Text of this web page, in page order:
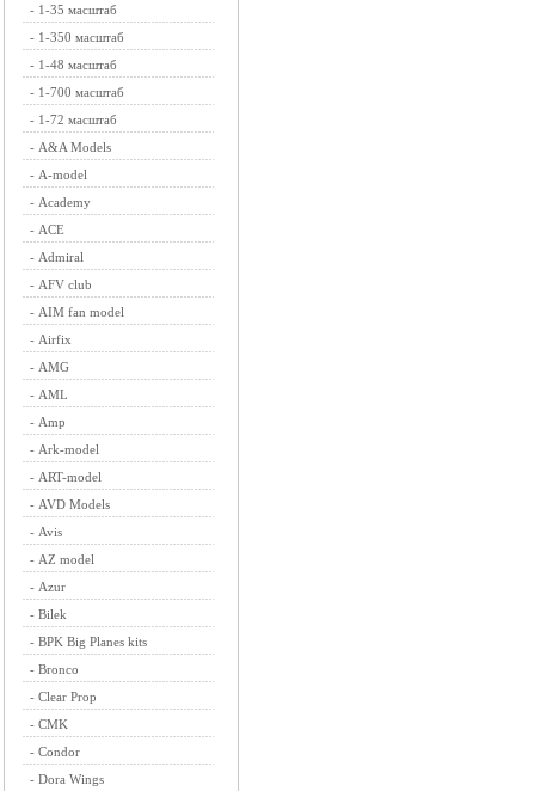
- 1-35 масштаб
- 1-350 масштаб
- 1-48 масштаб
- 1-700 масштаб
- 1-72 масштаб
- A&A Models
- A-model
- Academy
- ACE
- Admiral
- AFV club
- AIM fan model
- Airfix
- AMG
- AML
- Amp
- Ark-model
- ART-model
- AVD Models
- Avis
- AZ model
- Azur
- Bilek
- BPK Big Planes kits
- Bronco
- Clear Prop
- CMK
- Condor
- Dora Wings